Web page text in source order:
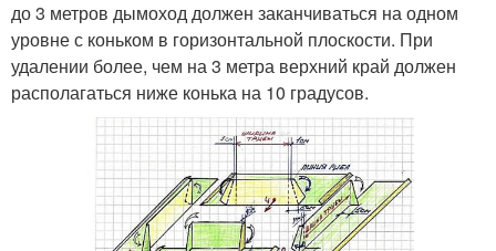
до 3 метров дымоход должен заканчиваться на одном
уровне с коньком в горизонтальной плоскости. При
удалении более, чем на 3 метра верхний край должен
располагаться ниже конька на 10 градусов.